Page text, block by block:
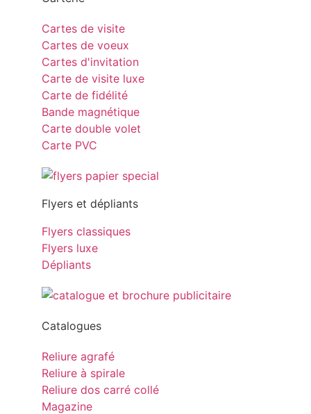
Cartes de visite
Cartes de voeux
Cartes d'invitation
Carte de visite luxe
Carte de fidélité
Bande magnétique
Carte double volet
Carte PVC
Flyers et dépliants
Flyers classiques
Flyers luxe
Dépliants
Catalogues
Reliure agrafé
Reliure à spirale
Reliure dos carré collé
Magazine